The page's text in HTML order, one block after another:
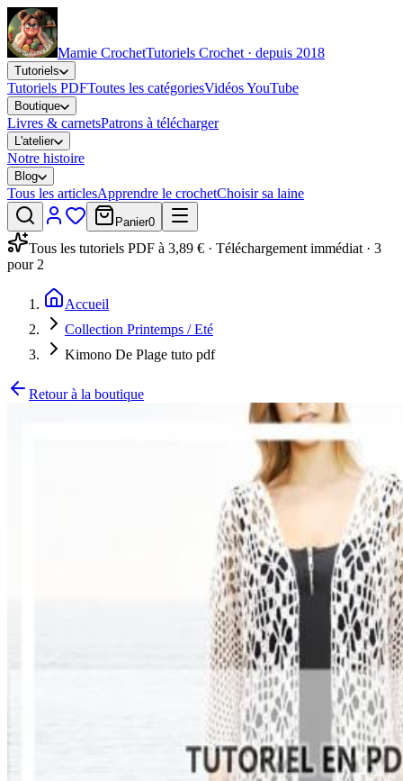
Mamie CrochetTutoriels Crochet · depuis 2018
Tutoriels
Tutoriels PDFToutes les catégoriesVidéos YouTube
Boutique
Livres & carnetsPatrons à télécharger
L'atelier
Notre histoire
Blog
Tous les articlesApprendre le crochetChoisir sa laine
Panier0
Tous les tutoriels PDF à 3,89 € · Téléchargement immédiat · 3
pour 2
Accueil
Collection Printemps / Eté
Kimono De Plage tuto pdf
Retour à la boutique